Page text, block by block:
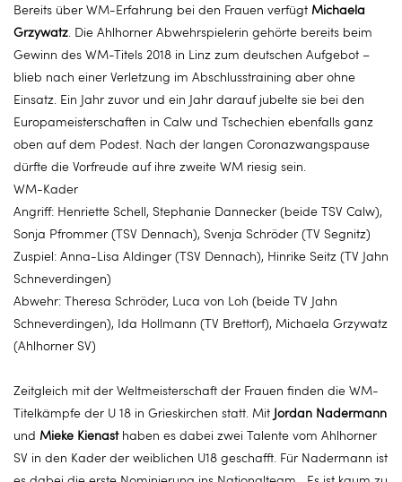
Bereits über WM-Erfahrung bei den Frauen verfügt Michaela
Grzywatz. Die Ahlhorner Abwehrspielerin gehörte bereits beim
Gewinn des WM-Titels 2018 in Linz zum deutschen Aufgebot –
blieb nach einer Verletzung im Abschlusstraining aber ohne
Einsatz. Ein Jahr zuvor und ein Jahr darauf jubelte sie bei den
Europameisterschaften in Calw und Tschechien ebenfalls ganz
oben auf dem Podest. Nach der langen Coronazwangspause
dürfte die Vorfreude auf ihre zweite WM riesig sein.
WM-Kader
Angriff: Henriette Schell, Stephanie Dannecker (beide TSV Calw),
Sonja Pfrommer (TSV Dennach), Svenja Schröder (TV Segnitz)
Zuspiel: Anna-Lisa Aldinger (TSV Dennach), Hinrike Seitz (TV Jahn
Schneverdingen)
Abwehr: Theresa Schröder, Luca von Loh (beide TV Jahn
Schneverdingen), Ida Hollmann (TV Brettorf), Michaela Grzywatz
(Ahlhorner SV)
Zeitgleich mit der Weltmeisterschaft der Frauen finden die WM-
Titelkämpfe der U 18 in Grieskirchen statt. Mit Jordan Nadermann
und Mieke Kienasthaben es dabei zwei Talente vom Ahlhorner
SV in den Kader der weiblichen U18 geschafft. Für Nadermann ist